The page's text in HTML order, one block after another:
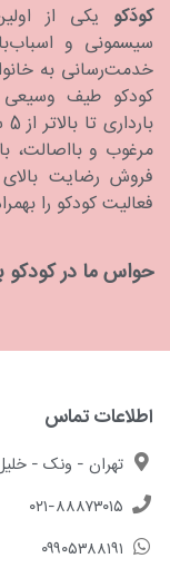
کودَکو یکی از
خدمت‌رسانی به
كودكو طیف وسیعی
مرغوب و بااصالت،
فروش رضایت
فعالیت کودکو را
حواس ما در
اطلاعات تماس
تهران - ونک -
۰۲۱-۸۸۸۷۳۰۱۵
۰۹۹۰۵۳۸۸۱۹۱